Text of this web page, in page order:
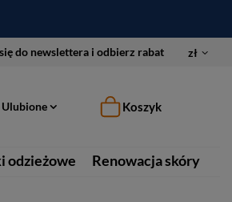
do newslettera i odbierz rabat zł
Ulubione Koszyk
odzieżowe
Renowacja skóry